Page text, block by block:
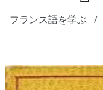
フランス語を学ぶ